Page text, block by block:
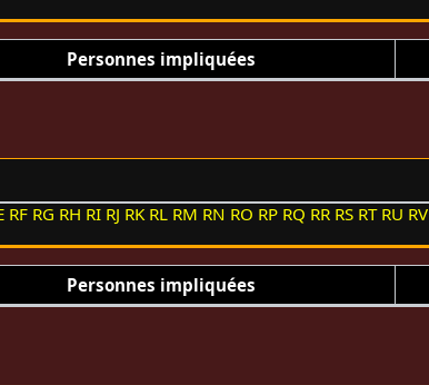
Personnes impliquées
RF RG RH RI RJ RK RL RM RN RO RP RQ RR RS RT RU RV
Personnes impliquées